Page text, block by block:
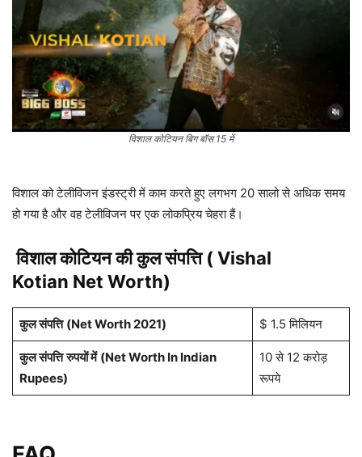
विशाल कोटियन बिग बॉस 15 में
विशाल को टेलीविजन इंडस्ट्री में काम करते हुए लगभग 20 सालो से अधिक समय
हो गया है और वह टेलीविजन पर एक लोकप्रिय चेहरा हैं।
विशाल कोटियनकी कुल संपत्ति ( Vishal
Kotian Net Worth)
कुल संपत्ति (Net Worth 2021) $ 1.5 मिलियन
कुल संपत्ति रुपयों में (Net Worth In Indian
Rupees)
10 से 12 करोड़
रूपये